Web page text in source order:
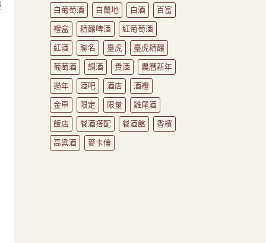
白葡萄酒 白蘭地 白酒 百富
禮盒 精釀啤酒 紅葡萄酒
紅酒 聯名 臺虎 臺虎精釀
葡萄酒 調酒 貴酒 農曆新年
過年 酒吧 酒店 酒禮
金車 限定 限量 雞尾酒
飯店 餐酒搭配 餐酒館 香檳
高粱酒 麥卡倫